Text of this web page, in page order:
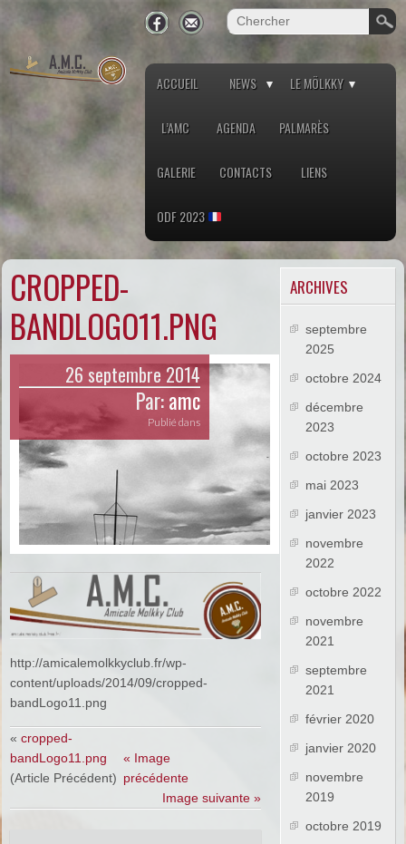
ACCUEIL NEWS LE MÖLKKY
L’AMC AGENDA PALMARÈS
GALERIE CONTACTS LIENS
ODF 2023
CROPPED-
BANDLOGO11.PNG
26 septembre 2014
Par:amc
Publié dans
http://amicalemolkkyclub.fr/wp-
content/uploads/2014/09/cropped-
bandLogo11.png
«cropped-
bandLogo11.png
(Article Précédent)
« Image
précédente
Image suivante »
ARCHIVES
septembre
2025
octobre 2024
décembre
2023
octobre 2023
mai 2023
janvier 2023
novembre
2022
octobre 2022
novembre
2021
septembre
2021
février 2020
janvier 2020
novembre
2019
octobre 2019